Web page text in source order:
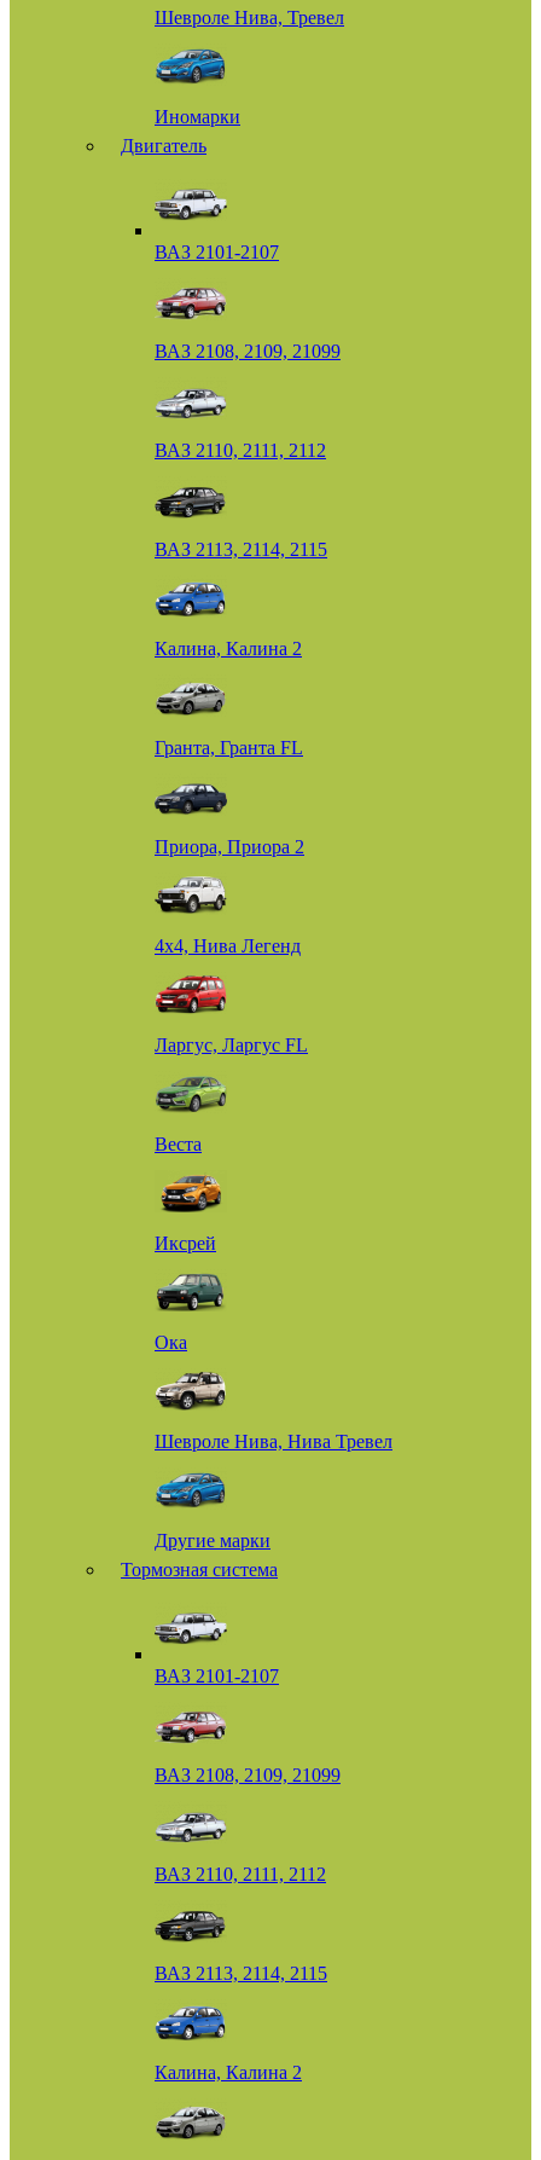
Шевроле Нива, Тревел
Иномарки
Двигатель
ВАЗ 2101-2107
ВАЗ 2108, 2109, 21099
ВАЗ 2110, 2111, 2112
ВАЗ 2113, 2114, 2115
Калина, Калина 2
Гранта, Гранта FL
Приора, Приора 2
4х4, Нива Легенд
Ларгус, Ларгус FL
Веста
Иксрей
Ока
Шевроле Нива, Нива Тревел
Другие марки
Тормозная система
ВАЗ 2101-2107
ВАЗ 2108, 2109, 21099
ВАЗ 2110, 2111, 2112
ВАЗ 2113, 2114, 2115
Калина, Калина 2